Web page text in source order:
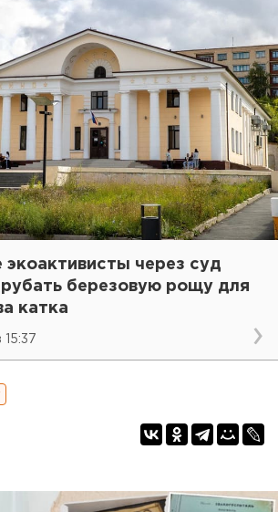
экоактивисты через суд
березовую рощу для
катка
15:37